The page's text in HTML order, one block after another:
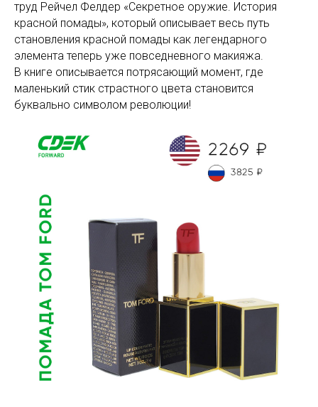
труд Рейчел Фелдер «Секретное оружие. История
красной помады», который описывает весь путь
становления красной помады как легендарного
элемента теперь уже повседневного макияжа.
В книге описывается потрясающий момент, где
маленький стик страстного цвета становится
буквально символом революции!